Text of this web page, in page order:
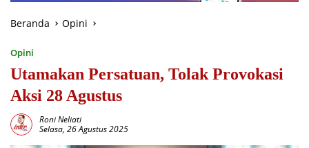
Beranda Opini
Opini
Utamakan Persatuan, Tolak Provokasi
Aksi 28 Agustus
Roni Neliati
Selasa, 26 Agustus 2025